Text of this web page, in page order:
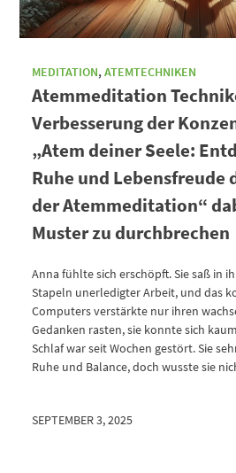
MEDITATION,ATEMTECHNIKEN
Atemmeditation
Verbesserung der
„Atem deiner Seele:
Ruhe und Lebensfreude
der Atemmeditation“
Muster zu durchbrechen
Anna fühlte sich erschöpft. Sie saß in
Stapeln unerledigter Arbeit, und das
Computers verstärkte nur ihren
Gedanken rasten, sie konnte sich
Schlaf war seit Wochen gestört. Sie
Ruhe und Balance, doch wusste sie
SEPTEMBER 3, 2025